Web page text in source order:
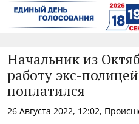
Начальник из
работу экс-
поплатился
26 Августа 2022, 12:02,